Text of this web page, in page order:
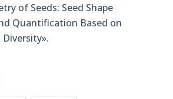
of Seeds: Seed Shape
Quantification Based on